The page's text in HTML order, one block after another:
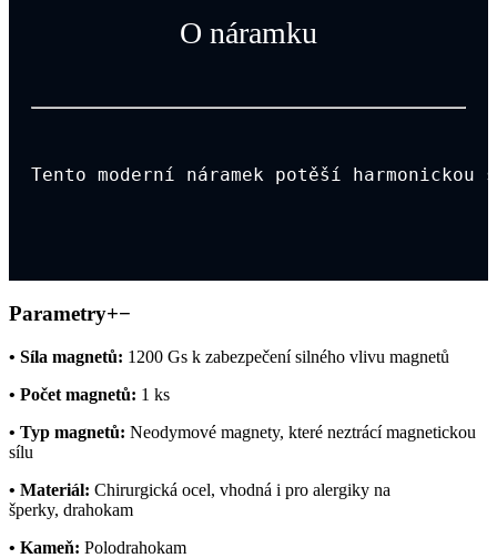
O náramku
Tento moderní náramek potěší
Parametry+−
• Síla magnetů: 1200 Gs k zabezpečení silného vlivu magnetů
• Počet magnetů: 1 ks
• Typ magnetů: Neodymové magnety, které neztrácí magnetickou
sílu
• Materiál: Chirurgická ocel, vhodná i pro alergiky na
šperky, drahokam
• Kameň: Polodrahokam